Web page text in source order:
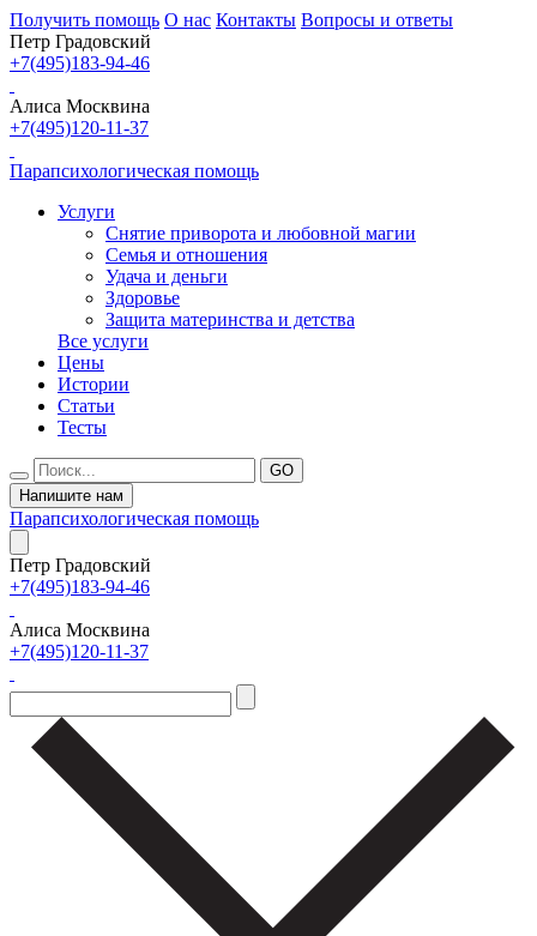
Получить помощь О нас Контакты Вопросы и ответы
Петр Градовский
+7(495)183-94-46
Алиса Москвина
+7(495)120-11-37
Парапсихологическая помощь
Услуги
Снятие приворота и любовной магии
Семья и отношения
Удача и деньги
Здоровье
Защита материнства и детства
Все услуги
Цены
Истории
Статьи
Тесты
Напишите нам
Парапсихологическая помощь
Петр Градовский
+7(495)183-94-46
Алиса Москвина
+7(495)120-11-37